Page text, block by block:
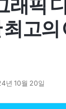
최고의
년 10월 20일